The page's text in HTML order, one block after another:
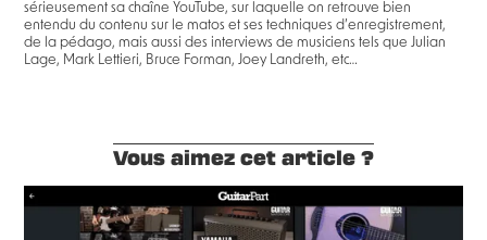
sérieusement sa chaîne YouTube, sur laquelle on retrouve bien
entendu du contenu sur le matos et ses techniques d’enregistrement,
de la pédago, mais aussi des interviews de musiciens tels que Julian
Lage, Mark Lettieri, Bruce Forman, Joey Landreth, etc…
Vous aimez cet article ?